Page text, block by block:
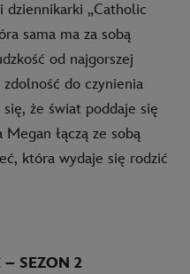
dziennikarki „Catholic
sama ma za sobą
od najgorszej
do czynienia
że świat poddaje się
łączą ze sobą
która wydaje się rodzić
SEZON 2